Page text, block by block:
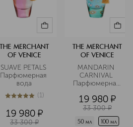
THE MERCHANT
OF VENICE
SUAVE PETALS
Парфюмерная
вода
5из 51 (1)
19 980 ¤
33 300 ¤
THE MERCHANT
OF VENICE
MANDARIN
CARNIVAL
Парфюмерная
19 980 ¤
33 300 ¤
50 мл 100 мл